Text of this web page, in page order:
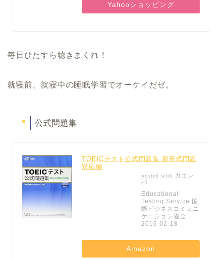
Yahooショッピング
毎日ひたすら聴きまくれ！
就寝前、就寝中の睡眠学習でオーケイだゼ。
公式問題集
TOEICテスト公式問題集 新形式問題
対応編
posted with カエレ
バ
Educational
Testing Service 国
際ビジネスコミュニ
ケーション協会
2016-02-18
Amazon